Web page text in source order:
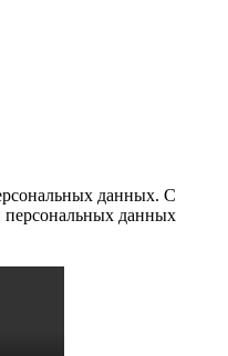
данных. С
данных